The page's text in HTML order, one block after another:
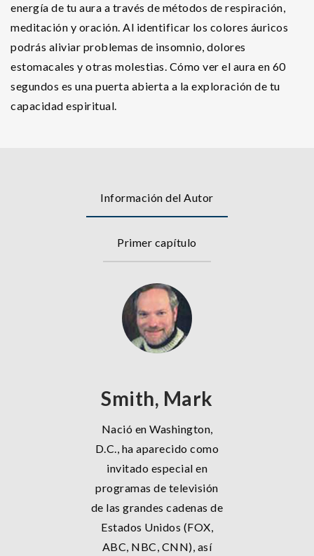
energía de tu aura a través de métodos de respiración,
meditación y oración. Al identificar los colores áuricos
podrás aliviar problemas de insomnio, dolores
estomacales y otras molestias. Cómo ver el aura en 60
segundos es una puerta abierta a la exploración de tu
capacidad espiritual.
Información del Autor
Primer capítulo
Smith, Mark
Nació en Washington,
D.C., ha aparecido como
invitado especial en
programas de televisión
de las grandes cadenas de
Estados Unidos (FOX,
ABC, NBC, CNN), así